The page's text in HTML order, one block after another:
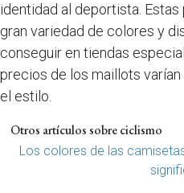
identidad al deportista.
gran variedad de colores y
conseguir en tiendas
precios de los maillots
el estilo.
Otros artículos sobre ciclismo
Los colores de las